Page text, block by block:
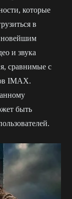
которые
в
новейшим
и звука
сравнимые с
IMAX.
быть